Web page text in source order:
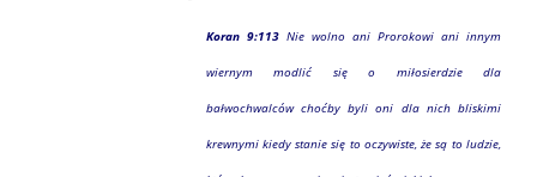
Koran 9:113Nie wolno ani Prorokowi ani innym
wiernym modlić się o miłosierdzie dla
bałwochwalców choćby byli oni dla nich bliskimi
krewnymi kiedy stanie się to oczywiste, że są to ludzie,